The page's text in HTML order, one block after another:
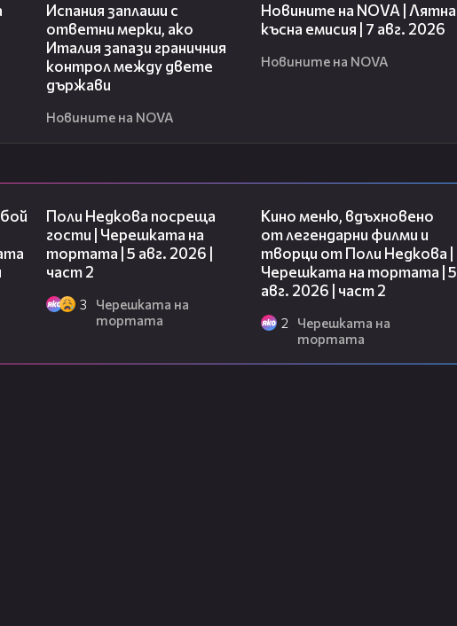
Испания заплаши с
ответни мерки, ако
Италия запази граничния
контрол между двете
държави
Новините на NOVA
Новините на NOVA | Лятна
късна емисия | 7 авг. 2026
Новините на NOVA
Поли Недкова посреща
гости | Черешката на
тортата | 5 авг. 2026 |
част 2
3
Черешката на
тортата
Кино меню, вдъхновено
от легендарни филми и
творци от Поли Недкова |
Черешката на тортата | 5
авг. 2026 | част 2
2
Черешката на
тортата